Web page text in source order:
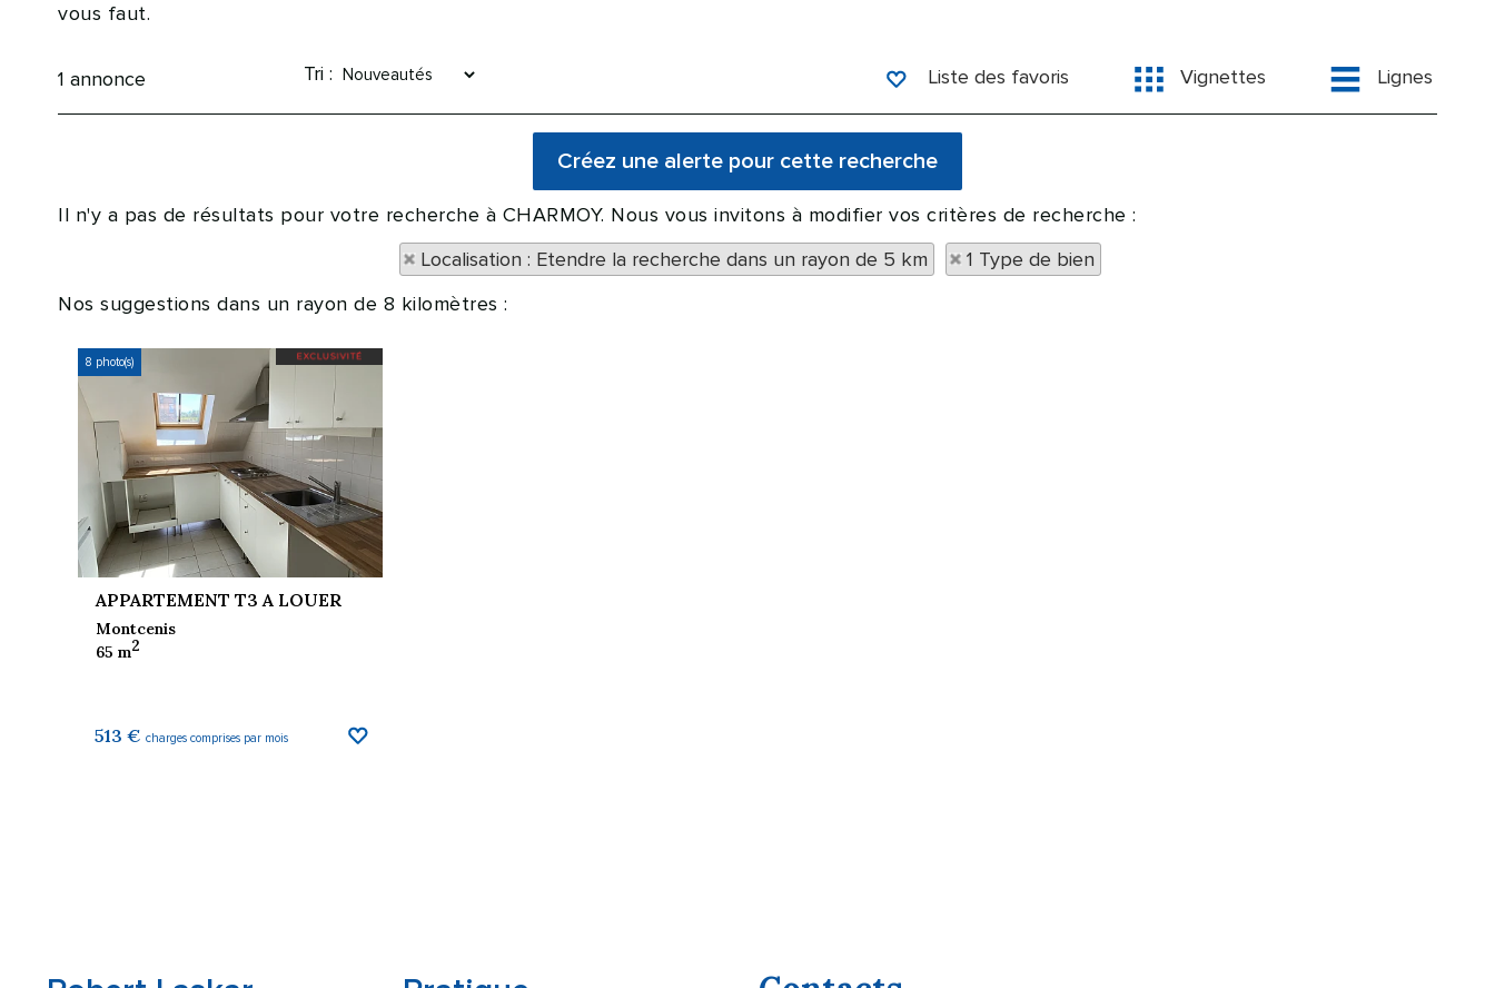
vous faut.
1 annonce Tri : Liste des favoris Vignettes Lignes
Il n'y a pas de résultats pour votre recherche à CHARMOY. Nous vous invitons à modifier vos critères de recherche :
Localisation : Etendre la recherche dans un rayon de 5 km
1 Type de bien
Nos suggestions dans un rayon de 8 kilomètres :
8 photo(s)
APPARTEMENT T3 A LOUER
Montcenis
65 m2
513 € charges comprises par mois